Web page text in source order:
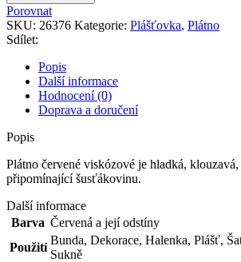
viskózové
množství
Porovnat
SKU: 26376 Kategorie: Plášťovka, Plátno
Sdílet:
Popis
Další informace
Hodnocení (0)
Doprava a doručení
Popis
Plátno červené viskózové je hladká,
připomínající šusťákovinu.
Další informace
Barva Červená a její odstíny
Použití
Bunda, Dekorace, Halenka, Plášť,
Sukně